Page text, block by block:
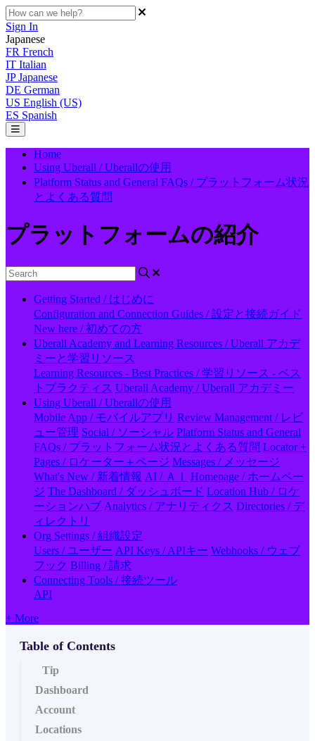
Sign In
Japanese
FR French
IT Italian
JP Japanese
DE German
US English (US)
ES Spanish
Home
Using Uberall / Uberallの使用
Platform Status and General FAQs / プラットフォーム状況
とよくある質問
プラットフォームの紹介
Getting Started / はじめに
Configuration and Connection Guides / 設定と接続ガイド
New here / 初めての方
Uberall Academy and Learning Resources / Uberall アカデ
ミーと学習リソース
Learning Resources - Best Practices / 学習リソース - ベス
トプラクティス Uberall Academy / Uberall アカデミー
Using Uberall / Uberallの使用
Mobile App / モバイルアプリ Review Management / レビ
ュー管理 Social / ソーシャル Platform Status and General
FAQs / プラットフォーム状況とよくある質問 Locator +
Pages / ロケーター＋ページ Messages / メッセージ
What's New / 新着情報 AI / ＡＩ
Homepage / ホームペー
ジ The Dashboard / ダッシュボード Location Hub / ロケ
ーションハブ Analytics / アナリティクス Directories / デ
ィレクトリ
Org Settings / 組織設定
Users / ユーザー API Keys / APIキー Webhooks / ウェブ
フック Billing / 請求
Connecting Tools / 接続ツール
API
+ More
Table of Contents
Tip
Dashboard
Account
Locations